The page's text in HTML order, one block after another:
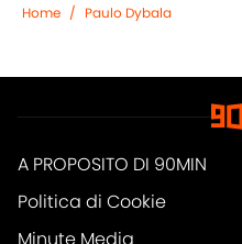
Home / Paulo Dybala
A PROPOSITO DI 90MIN
Politica di Cookie